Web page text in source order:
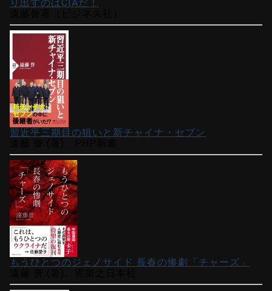
り出すのはCIAだ！
習近平三期目の狙いと新チャイナ・セブン
もうひとつのジェノサイド 長春の惨劇「チャーズ」